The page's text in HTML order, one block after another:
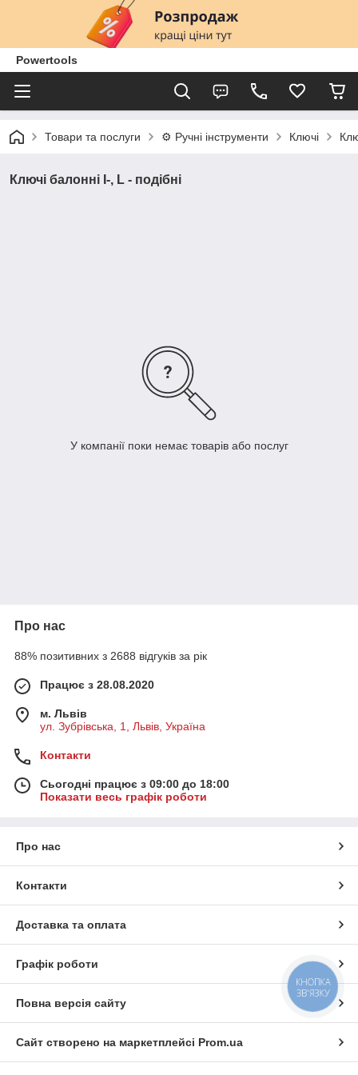
Powertools
Товари та послуги ⚙️ Ручні інструменти Ключі
Ключі балонні I-, L - подібні
У компанії поки немає товарів або послуг
Про нас
88% позитивних з 2688 відгуків за рік
Працює з 28.08.2020
м. Львів
ул. Зубрівська, 1, Львів, Україна
Контакти
Сьогодні працює з 09:00 до 18:00
Показати весь графік роботи
Про нас
Контакти
Доставка та оплата
Графік роботи
Повна версія сайту
Сайт створено на маркетплейсі Prom.ua
КНОПКА
ЗВ'ЯЗКУ